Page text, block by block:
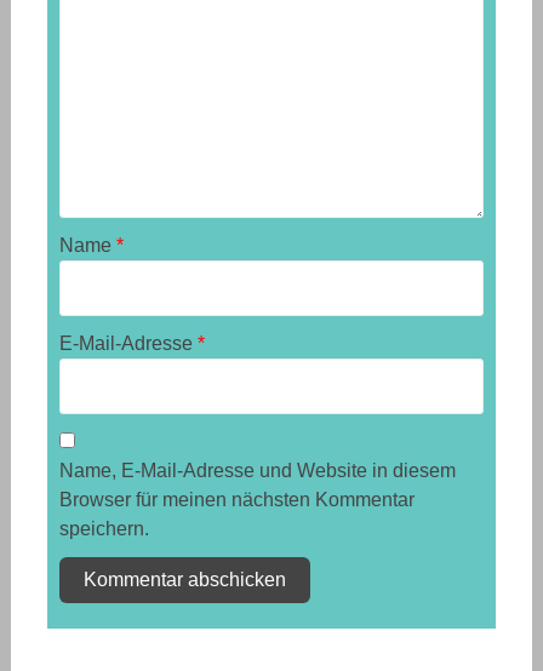
Name *
E-Mail-Adresse *
Name, E-Mail-Adresse und Website in diesem
Browser für meinen nächsten Kommentar
speichern.